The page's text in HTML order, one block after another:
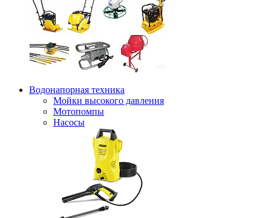
Водонапорная техника
Мойки высокого давления
Мотопомпы
Насосы